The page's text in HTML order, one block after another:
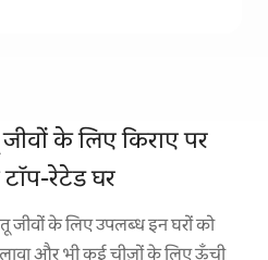
के लिए किराए पर
रेटेड घर
जीवों के लिए उपलब्ध इन घरों को
और भी कई चीज़ों के लिए ऊँची